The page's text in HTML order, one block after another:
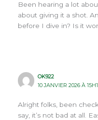
Been hearing a lot
about giving it a shot.
before I dive in? Is it
OK922
10 JANVIER 2026 À
Alright folks, been
say, it’s not bad at all.